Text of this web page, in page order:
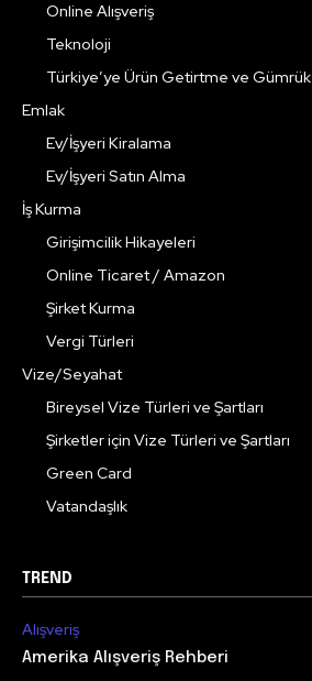
Online Alışveriş
Teknoloji
Türkiye’ye Ürün Getirtme ve Gümrük
Emlak
Ev/İşyeri Kiralama
Ev/İşyeri Satın Alma
İş Kurma
Girişimcilik Hikayeleri
Online Ticaret / Amazon
Şirket Kurma
Vergi Türleri
Vize/Seyahat
Bireysel Vize Türleri ve Şartları
Şirketler için Vize Türleri ve Şartları
Green Card
Vatandaşlık
TREND
Alışveriş
Amerika Alışveriş Rehberi